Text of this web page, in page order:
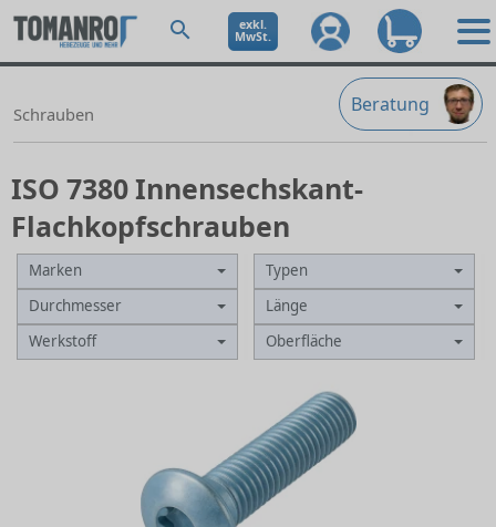
exkl.
MwSt.
Beratung
Schrauben
ISO 7380 Innensechskant-
Flachkopfschrauben
Marken
Typen
Durchmesser
Länge
Werkstoff
Oberfläche